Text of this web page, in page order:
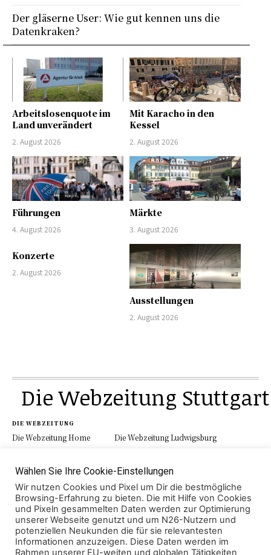
Arbeitslosenquote im
Land unverändert
2. August 2026
Mit Karacho in den
Kessel
2. August 2026
Führungen
4. August 2026
Märkte
3. August 2026
Konzerte
2. August 2026
Ausstellungen
2. August 2026
Der gläserne User: Wie gut kennen uns die
Datenkraken?
Die Webzeitung Stuttgart
DIE WEBZEITUNG
Die Webzeitung Home
Die Webzeitung Ludwigsburg
Impressum
Datenschutz
KATEGORIEN
Aktuell Region Lokales
Polizei
Veranstaltung
Wirtschaft Sport Leben
Wählen Sie Ihre Cookie-Einstellungen
Wir nutzen Cookies und Pixel um Dir die bestmögliche
Browsing-Erfahrung zu bieten. Die mit Hilfe von Cookies
und Pixeln gesammelten Daten werden zur Optimierung
unserer Webseite genutzt und um N26-Nutzern und
potenziellen Neukunden die für sie relevantesten
Informationen anzuzeigen. Diese Daten werden im
Rahmen unserer EU-weiten und globalen Tätigkeiten